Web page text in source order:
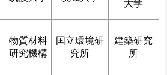
大学
物質材料
研究機構
国立環境研
究所
建築研究
所